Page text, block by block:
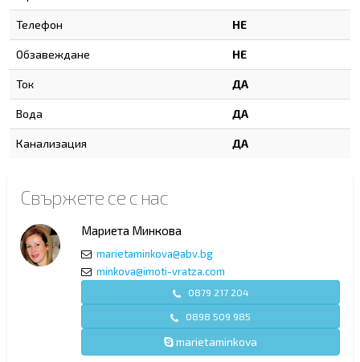
Телефон НЕ
Обзавеждане НЕ
Ток ДА
Вода ДА
Канализация ДА
Свържете се с нас
Мариета Минкова
marietaminkova@abv.bg
minkova@imoti-vratza.com
0879 217 204
0898 509 985
marietaminkova